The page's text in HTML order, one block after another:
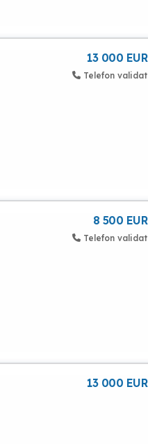
13 000 EUR
Telefon validat
8 500 EUR
Telefon validat
13 000 EUR